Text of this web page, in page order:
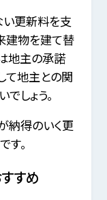
更新料を支
建物を建て替
地主の承諾
て地主との関
しょう。
納得のいく更
。
すめ